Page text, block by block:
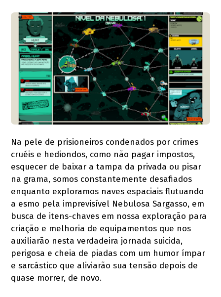
Na pele de prisioneiros condenados por crimes
cruéis e hediondos, como não pagar impostos,
esquecer de baixar a tampa da privada ou pisar
na grama, somos constantemente desafiados
enquanto exploramos naves espaciais flutuando
a esmo pela imprevisível Nebulosa Sargasso, em
busca de itens-chaves em nossa exploração para
criação e melhoria de equipamentos que nos
auxiliarão nesta verdadeira jornada suicida,
perigosa e cheia de piadas com um humor ímpar
e sarcástico que aliviarão sua tensão depois de
quase morrer, de novo.